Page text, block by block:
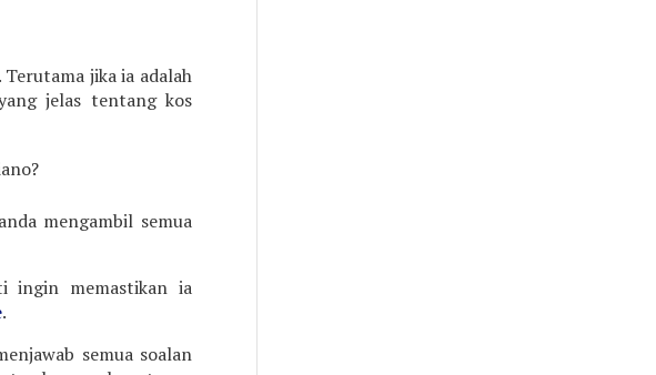
jika ia adalah
jelas tentang kos
mengambil semua
ingin memastikan ia
.
semua soalan